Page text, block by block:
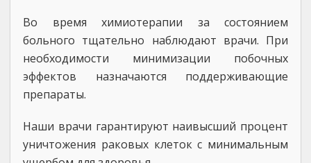
Во время химиотерапии за состоянием
больного тщательно наблюдают врачи. При
необходимости минимизации побочных
эффектов назначаются поддерживающие
препараты.
Наши врачи гарантируют наивысший процент
уничтожения раковых клеток с минимальным